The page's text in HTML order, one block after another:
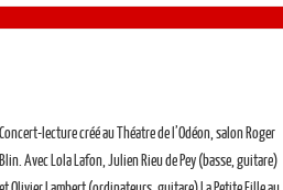
Concert-lecture créé au Théatre de l’Odéon, salon Roger
Blin. Avec Lola Lafon, Julien Rieu de Pey (basse, guitare)